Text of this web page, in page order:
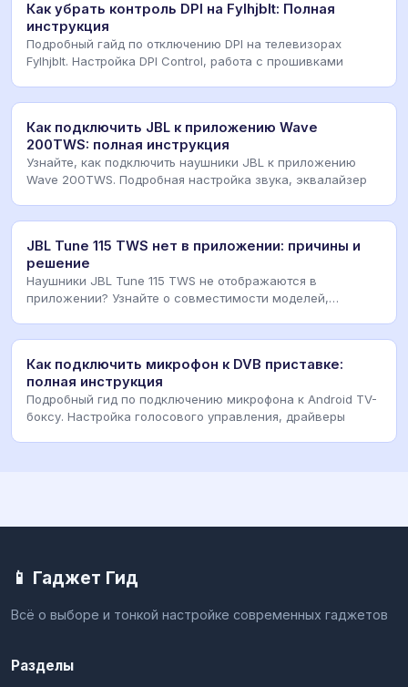
Как убрать контроль DPI на Fylhjblt: Полная
инструкция
Подробный гайд по отключению DPI на телевизорах
Fylhjblt. Настройка DPI Control, работа с прошивками
Как подключить JBL к приложению Wave
200TWS: полная инструкция
Узнайте, как подключить наушники JBL к приложению
Wave 200TWS. Подробная настройка звука, эквалайзер
JBL Tune 115 TWS нет в приложении: причины и
решение
Наушники JBL Tune 115 TWS не отображаются в
приложении? Узнайте о совместимости моделей,
Как подключить микрофон к DVB приставке:
полная инструкция
Подробный гид по подключению микрофона к Android TV-
боксу. Настройка голосового управления, драйверы
📱 Гаджет Гид
Всё о выборе и тонкой настройке современных гаджетов
Разделы